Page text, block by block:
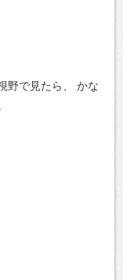
野で見たら、
かな